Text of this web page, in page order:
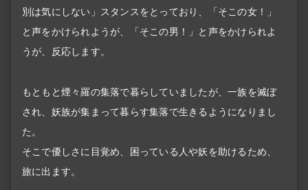
別は気にしない」スタンスをとっており、「そこの女！」
と声をかけられようが、「そこの男！」と声をかけられよ
うが、反応します。
もともと煙々羅の集落で暮らしていましたが、一族を滅ぼ
され、妖族が集まって暮らす集落で生きるようになりまし
た。
そこで優しさに目覚め、困っている人や妖を助けるため、
旅に出ます。